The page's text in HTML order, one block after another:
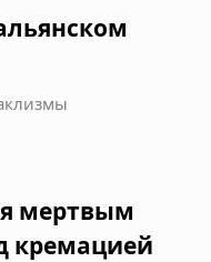
мертвым
кремацией